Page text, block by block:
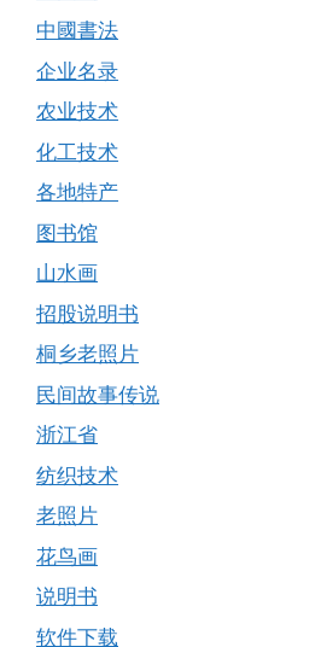
中國書法
企业名录
农业技术
化工技术
各地特产
图书馆
山水画
招股说明书
桐乡老照片
民间故事传说
浙江省
纺织技术
老照片
花鸟画
说明书
软件下载